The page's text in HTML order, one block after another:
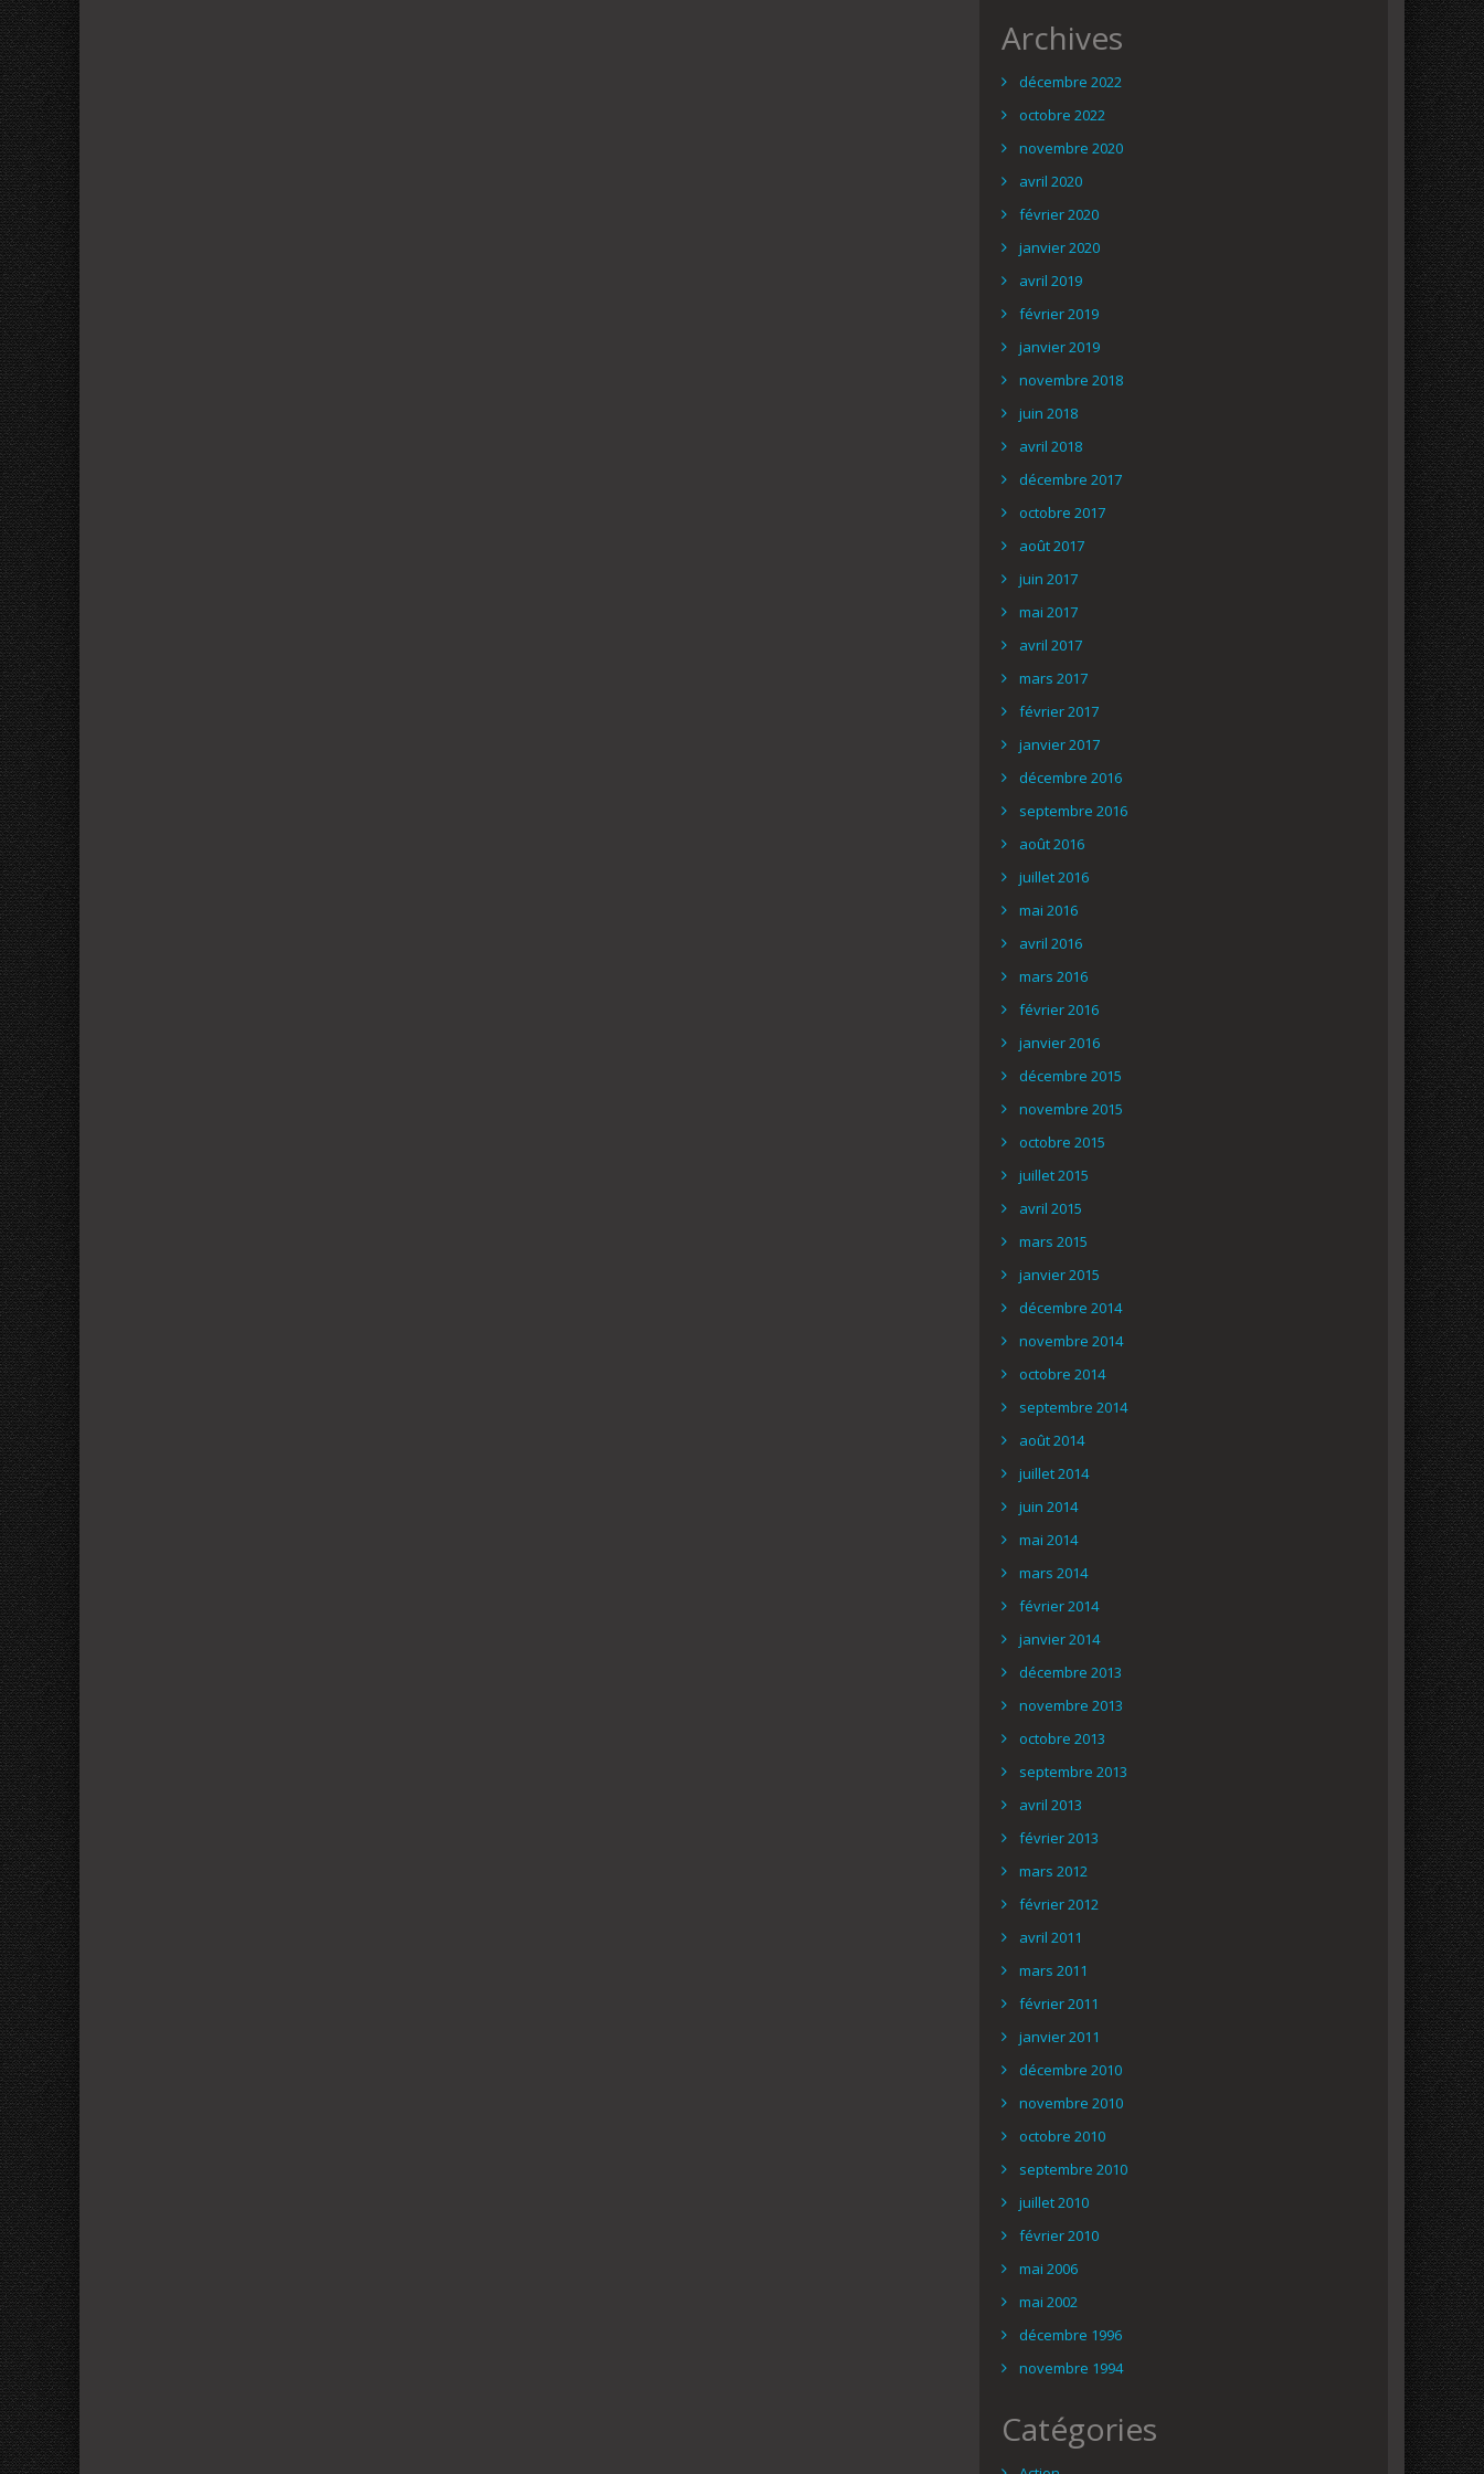
Archives
décembre 2022
octobre 2022
novembre 2020
avril 2020
février 2020
janvier 2020
avril 2019
février 2019
janvier 2019
novembre 2018
juin 2018
avril 2018
décembre 2017
octobre 2017
août 2017
juin 2017
mai 2017
avril 2017
mars 2017
février 2017
janvier 2017
décembre 2016
septembre 2016
août 2016
juillet 2016
mai 2016
avril 2016
mars 2016
février 2016
janvier 2016
décembre 2015
novembre 2015
octobre 2015
juillet 2015
avril 2015
mars 2015
janvier 2015
décembre 2014
novembre 2014
octobre 2014
septembre 2014
août 2014
juillet 2014
juin 2014
mai 2014
mars 2014
février 2014
janvier 2014
décembre 2013
novembre 2013
octobre 2013
septembre 2013
avril 2013
février 2013
mars 2012
février 2012
avril 2011
mars 2011
février 2011
janvier 2011
décembre 2010
novembre 2010
octobre 2010
septembre 2010
juillet 2010
février 2010
mai 2006
mai 2002
décembre 1996
novembre 1994
Catégories